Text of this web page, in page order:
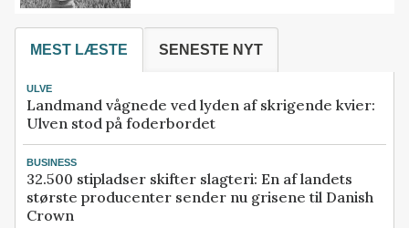
MEST LÆSTE SENESTE NYT
ULVE
Landmand vågnede ved lyden af skrigende kvier:
Ulven stod på foderbordet
BUSINESS
32.500 stipladser skifter slagteri: En af landets
største producenter sender nu grisene til Danish
Crown